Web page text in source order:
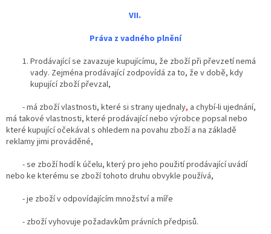
VII.
Práva z vadného plnění
Prodávající se zavazuje kupujícímu, že zboží při převzetí nemá
vady. Zejména prodávající zodpovídá za to, že v době, kdy
kupující zboží převzal,
- má zboží vlastnosti, které si strany ujednaly, a chybí-li ujednání,
má takové vlastnosti, které prodávající nebo výrobce popsal nebo
které kupující očekával s ohledem na povahu zboží a na základě
reklamy jimi prováděné,
- se zboží hodí k účelu, který pro jeho použití prodávající uvádí
nebo ke kterému se zboží tohoto druhu obvykle používá,
- je zboží v odpovídajícím množství a míře
- zboží vyhovuje požadavkům právních předpisů.